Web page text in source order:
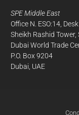
SPE Middle East
Office N. ESO:14,
Sheikh Rashid
Dubai World Trade
P.O. Box 9204
Dubai, UAE